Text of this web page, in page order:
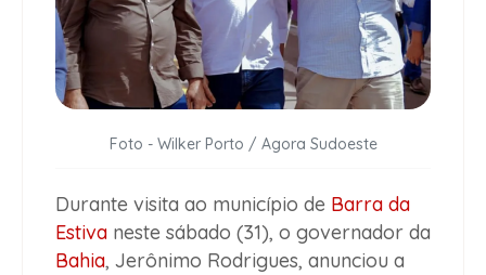
Foto - Wilker Porto / Agora Sudoeste
Durante visita ao município de Barra da
Estiva neste sábado (31), o governador da
Bahia, Jerônimo Rodrigues, anunciou a